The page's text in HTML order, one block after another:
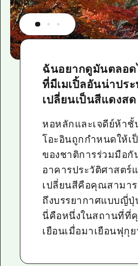
ฉันอยากดูมันตลอด
ที่มีเมเปิ้ลอันน่าปร
เปลี่ยนเป็นสีแดงสด
หอหลักและเจดีย์ห้าชั้
โอะอินถูกกำหนดให้เ
ของชาติการร่วมมือกั
อาคารประวัติศาสตร์
เปลี่ยนสีคือคุณสามา
ถึงบรรยากาศแบบญี่
นี่คือหนึ่งในสถานที่ที่
เยือนเมื่อมาเยือนฟุกุ